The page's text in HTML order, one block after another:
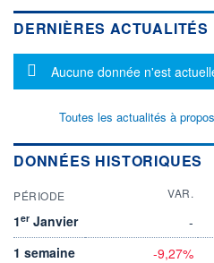
DERNIÈRES ACTUALITÉS
Message d'information
Aucune donnée n'est
Toutes les actualités à
DONNÉES HISTORIQUES
PÉRIODE VAR.
1er Janvier -
1 semaine
-9,27%